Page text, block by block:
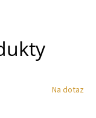
Na dotaz